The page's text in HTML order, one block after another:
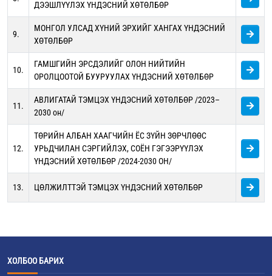
ДЭЭШЛҮҮЛЭХ ҮНДЭСНИЙ ХӨТӨЛБӨР
9.
МОНГОЛ УЛСАД ХҮНИЙ ЭРХИЙГ ХАНГАХ ҮНДЭСНИЙ
ХӨТӨЛБӨР
10.
ГАМШГИЙН ЭРСДЭЛИЙГ ОЛОН НИЙТИЙН
ОРОЛЦООТОЙ БУУРУУЛАХ ҮНДЭСНИЙ ХӨТӨЛБӨР
11.
АВЛИГАТАЙ ТЭМЦЭХ ҮНДЭСНИЙ ХӨТӨЛБӨР /2023–
2030 он/
12.
ТӨРИЙН АЛБАН ХААГЧИЙН ЁС ЗҮЙН ЗӨРЧЛӨӨС
УРЬДЧИЛАН СЭРГИЙЛЭХ, СОЁН ГЭГЭЭРҮҮЛЭХ
ҮНДЭСНИЙ ХӨТӨЛБӨР /2024-2030 ОН/
13. ЦӨЛЖИЛТТЭЙ ТЭМЦЭХ ҮНДЭСНИЙ ХӨТӨЛБӨР
ХОЛБОО БАРИХ